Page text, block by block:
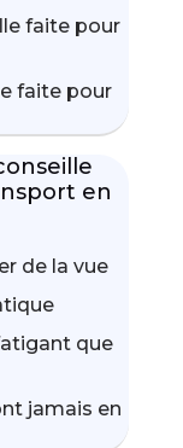
faite pour
faite pour
en
de la vue
que
jamais en